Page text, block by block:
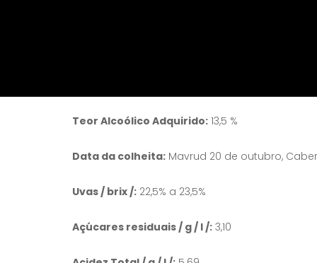
O sabor é bem equilibrado com notas de
bem integrado e frutas maduras. O vinho
Mavrud 60% - Cabernet -
Teor Alcoólico Adquirido: 13,5 %
Data da colheita: Mavrud 20 de outubro,
Uvas / brix /: 22,5% a 23,5%
Açúcares residuais / g / l /: 3,10